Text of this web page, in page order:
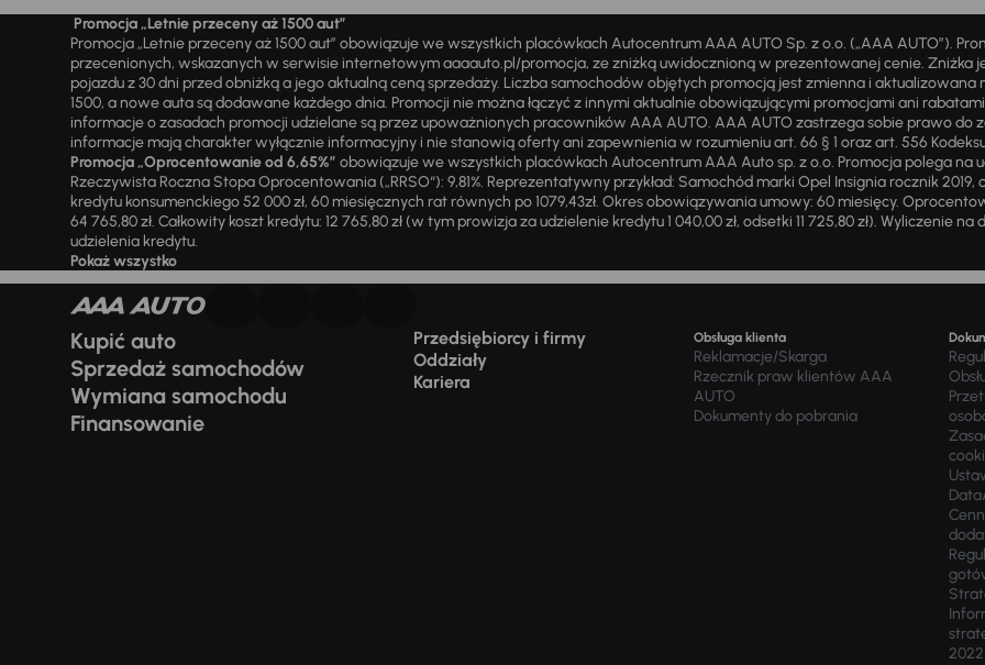
Promocja „Letnie przeceny aż 1500 aut”
Promocja „Letnie przeceny aż 1500 aut” obowiązuje we wszystkich placówkach Autocentrum AAA AUTO Sp. z o.o. („AAA AUTO”).
przecenionych, wskazanych w serwisie internetowym aaaauto.pl/promocja, ze zniżką uwidocznioną w prezentowanej cenie. Zniżka
pojazdu z 30 dni przed obniżką a jego aktualną ceną sprzedaży. Liczba samochodów objętych promocją jest zmienna i
1500, a nowe auta są dodawane każdego dnia. Promocji nie można łączyć z innymi aktualnie obowiązującymi promocjami ani
informacje o zasadach promocji udzielane są przez upoważnionych pracowników AAA AUTO. AAA AUTO zastrzega sobie prawo
informacje mają charakter wyłącznie informacyjny i nie stanowią oferty ani zapewnienia w rozumieniu art. 66 § 1 oraz art. 556
Promocja „Oprocentowanie od 6,65%” obowiązuje we wszystkich placówkach Autocentrum AAA Auto sp. z o.o. Promocja polega na
Rzeczywista Roczna Stopa Oprocentowania („RRSO“): 9,81%. Reprezentatywny przykład: Samochód marki Opel Insignia rocznik 2019,
kredytu konsumenckiego 52 000 zł, 60 miesięcznych rat równych po 1079,43zł. Okres obowiązywania umowy: 60 miesięcy.
64 765,80 zł. Całkowity koszt kredytu: 12 765,80 zł (w tym prowizja za udzielenie kredytu 1 040,00 zł, odsetki 11 725,80 zł). Wyliczenie
udzielenia kredytu.
Pokaż wszystko
Kupić auto
Sprzedaż samochodów
Wymiana samochodu
Finansowanie
Przedsiębiorcy i firmy
Oddziały
Kariera
Obsługa klienta
Reklamacje/Skarga
Rzecznik praw klientów AAA
AUTO
Dokumenty do pobrania
2022